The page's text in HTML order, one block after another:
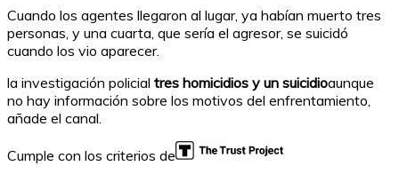
Cuando los agentes llegaron al lugar, ya habían muerto tres
personas, y una cuarta, que sería el agresor, se suicidó
cuando los vio aparecer.
la investigación policial tres homicidios y un suicidioaunque
no hay información sobre los motivos del enfrentamiento,
añade el canal.
Cumple con los criterios de